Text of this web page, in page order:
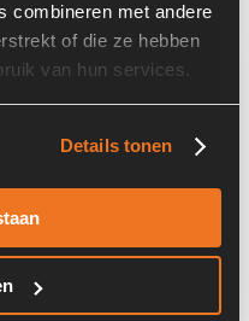
combineren met andere
of die ze hebben
van hun services.
Details tonen